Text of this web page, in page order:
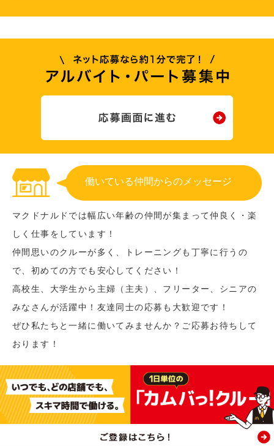
働いている仲間からのメッセージ
マクドナルドでは幅広い年齢の仲間が集まって仲良く・楽
しく仕事をしています！
仲間思いのクルーが多く、トレーニングも丁寧に行うの
で、初めての方でも安心してください！
高校生、大学生から主婦（主夫）、フリーター、シニアの
みなさんが活躍中！友達同士の応募も大歓迎です！
ぜひ私たちと一緒に働いてみませんか？ご応募お待ちして
おります！